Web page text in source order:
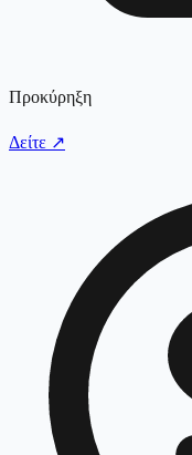
Προκύρηξη
Δείτε ↗